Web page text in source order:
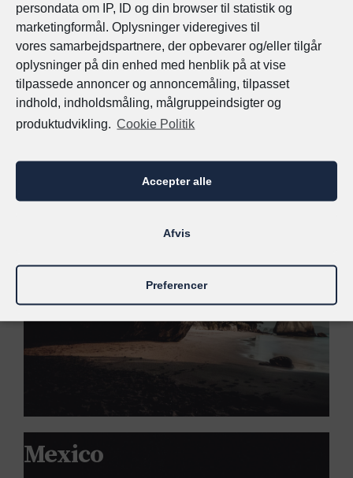
persondata om IP, ID og din browser til statistik og
marketingformål. Oplysninger videregives til
voressamarbejdspartnere, der opbevarer og/eller tilgår
oplysninger på din enhed med henblik på at vise
tilpassede annoncer og annoncemåling, tilpasset
indhold, indholdsmåling, målgruppeindsigter og
produktudvikling. Cookie Politik
Accepter alle
Afvis
Preferencer
Mexico
Mexico